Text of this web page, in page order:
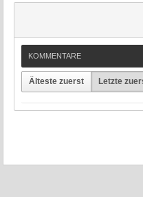
KOMMENTARE
Älteste zuerst Letzte